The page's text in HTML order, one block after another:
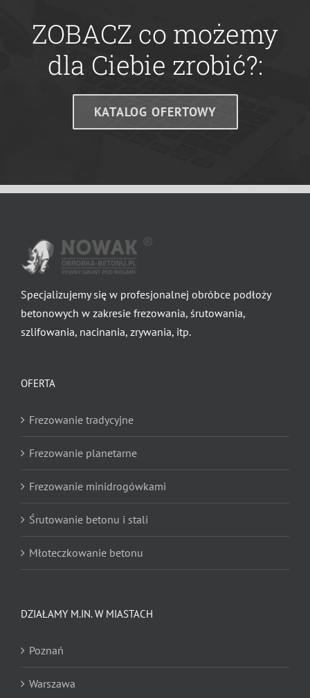
ZOBACZ co możemy
dla Ciebie zrobić?:
KATALOG OFERTOWY
Specjalizujemy się w profesjonalnej obróbce podłoży
betonowych w zakresie frezowania, śrutowania,
szlifowania, nacinania, zrywania, itp.
OFERTA
Frezowanie tradycyjne
Frezowanie planetarne
Frezowanie minidrogówkami
Śrutowanie betonu i stali
Młoteczkowanie betonu
Nacinanie pod odwodnienia liniowe
Zrywanie wykładzin dywanowych
Zrywanie posadzek żywicznych
DZIAŁAMY M.IN. W MIASTACH
Poznań
Warszawa